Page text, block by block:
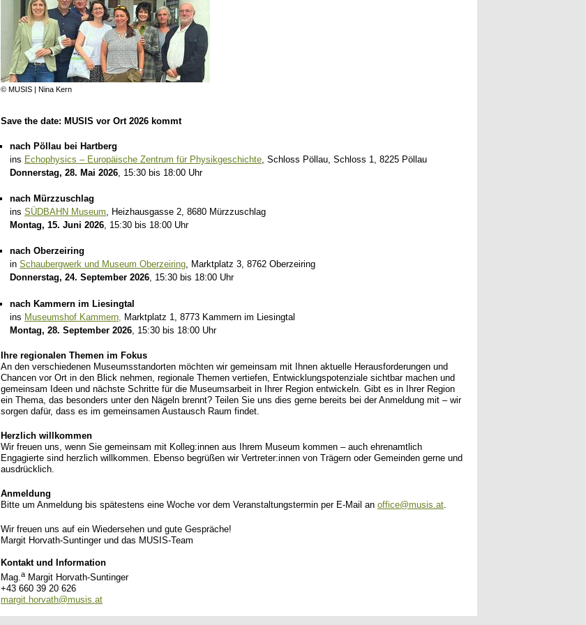
© MUSIS | Nina Kern
Save the date: MUSIS vor Ort 2026 kommt
nach Pöllau bei Hartberg
ins Echophysics – Europäische Zentrum für Physikgeschichte, Schloss Pöllau, Schloss 1, 8225 Pöllau
Donnerstag, 28. Mai 2026, 15:30 bis 18:00 Uhr
nach Mürzzuschlag
ins SÜDBAHN Museum, Heizhausgasse 2, 8680 Mürzzuschlag
Montag, 15. Juni 2026, 15:30 bis 18:00 Uhr
nach Oberzeiring
in Schaubergwerk und Museum Oberzeiring, Marktplatz 3, 8762 Oberzeiring
Donnerstag, 24. September 2026, 15:30 bis 18:00 Uhr
nach Kammern im Liesingtal
ins Museumshof Kammern, Marktplatz 1, 8773 Kammern im Liesingtal
Montag, 28. September 2026, 15:30 bis 18:00 Uhr
Ihre regionalen Themen im Fokus
An den verschiedenen Museumsstandorten möchten wir gemeinsam mit Ihnen aktuelle Herausforderungen und
Chancen vor Ort in den Blick nehmen, regionale Themen vertiefen, Entwicklungspotenziale sichtbar machen und
gemeinsam Ideen und nächste Schritte für die Museumsarbeit in Ihrer Region entwickeln. Gibt es in Ihrer Region
ein Thema, das besonders unter den Nägeln brennt? Teilen Sie uns dies gerne bereits bei der Anmeldung mit – wir
sorgen dafür, dass es im gemeinsamen Austausch Raum findet.
Herzlich willkommen
Wir freuen uns, wenn Sie gemeinsam mit Kolleg:innen aus Ihrem Museum kommen – auch ehrenamtlich
Engagierte sind herzlich willkommen. Ebenso begrüßen wir Vertreter:innen von Trägern oder Gemeinden gerne und
ausdrücklich.
Anmeldung
Bitte um Anmeldung bis spätestens eine Woche vor dem Veranstaltungstermin per E-Mail an office@musis.at.
Wir freuen uns auf ein Wiedersehen und gute Gespräche!
Margit Horvath-Suntinger und das MUSIS-Team
Kontakt und Information
Mag.a Margit Horvath-Suntinger
+43 660 39 20 626
margit.horvath@musis.at